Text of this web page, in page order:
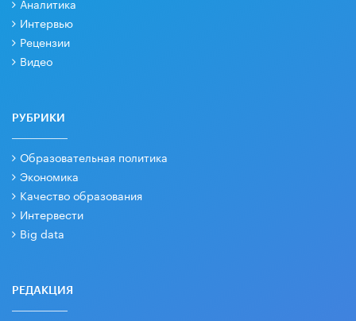
Аналитика
Интервью
Рецензии
Видео
РУБРИКИ
Образовательная политика
Экономика
Качество образования
Интервести
Big data
РЕДАКЦИЯ